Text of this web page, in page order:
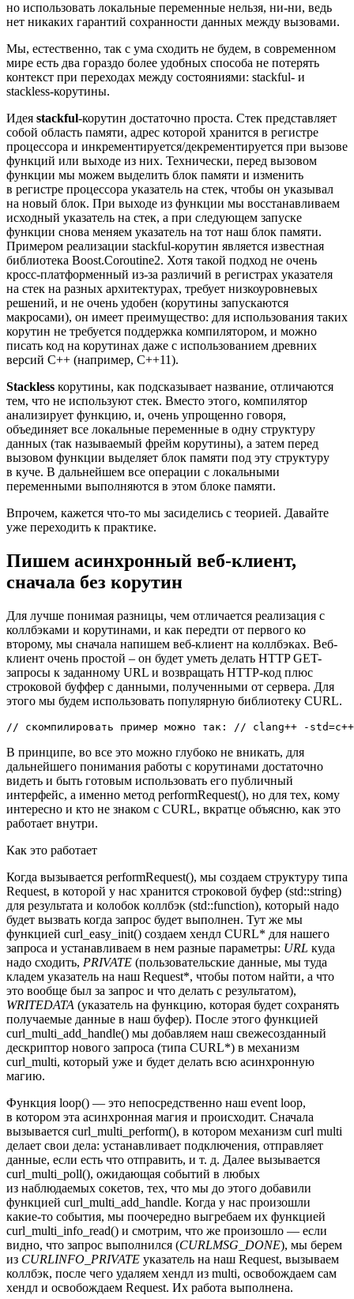
но использовать локальные переменные нельзя, ни‑ни, ведь
нет никаких гарантий сохранности данных между вызовами.
Мы, естественно, так с ума сходить не будем, в современном
мире есть два гораздо более удобных способа не потерять
контекст при переходах между состояниями: stackful‑ и
stackless‑корутины.
Идея stackful‑корутин достаточно проста. Стек представляет
собой область памяти, адрес которой хранится в регистре
процессора и инкрементируется/декрементируется при вызове
функций или выходе из них. Технически, перед вызовом
функции мы можем выделить блок памяти и изменить
в регистре процессора указатель на стек, чтобы он указывал
на новый блок. При выходе из функции мы восстанавливаем
исходный указатель на стек, а при следующем запуске
функции снова меняем указатель на тот наш блок памяти.
Примером реализации stackful‑корутин является известная
библиотека Boost.Coroutine2. Хотя такой подход не очень
кросс‑платформенный из‑за различий в регистрах указателя
на стек на разных архитектурах, требует низкоуровневых
решений, и не очень удобен (корутины запускаются
макросами), он имеет преимущество: для использования таких
корутин не требуется поддержка компилятором, и можно
писать код на корутинах даже с использованием древних
версий C++ (например, C++11).
Stackless корутины, как подсказывает название, отличаются
тем, что не используют стек. Вместо этого, компилятор
анализирует функцию, и, очень упрощенно говоря,
объединяет все локальные переменные в одну структуру
данных (так называемый фрейм корутины), а затем перед
вызовом функции выделяет блок памяти под эту структуру
в куче. В дальнейшем все операции с локальными
переменными выполняются в этом блоке памяти.
Впрочем, кажется что-то мы засиделись с теорией. Давайте
уже переходить к практике.
Пишем асинхронный веб-клиент,
сначала без корутин
Для лучше понимая разницы, чем отличается реализация с
коллбэками и корутинами, и как передти от первого ко
второму, мы сначала напишем веб-клиент на коллбэках. Веб-
клиент очень простой – он будет уметь делать HTTP GET-
запросы к заданному URL и возвращать HTTP-код плюс
строковой буффер с данными, полученными от сервера. Для
этого мы будем использовать популярную библиотеку CURL.
// скомпилировать пример можно так: // clang++ -
В принципе, во все это можно глубоко не вникать, для
дальнейшего понимания работы с корутинами достаточно
видеть и быть готовым использовать его публичный
интерфейс, а именно метод performRequest(), но для тех, кому
интересно и кто не знаком с CURL, вкратце объясню, как это
работает внутри.
Как это работает
Когда вызывается performRequest(), мы создаем структуру типа
Request, в которой у нас хранится строковой буфер (std::string)
для результата и колобок коллбэк (std::function), который надо
будет вызвать когда запрос будет выполнен. Тут же мы
функцией curl_easy_init() создаем хендл CURL* для нашего
запроса и устанавливаем в нем разные параметры: URL куда
надо сходить, PRIVATE (пользовательские данные, мы туда
кладем указатель на наш Request*, чтобы потом найти, а что
это вообще был за запрос и что делать с результатом),
WRITEDATA (указатель на функцию, которая будет сохранять
получаемые данные в наш буфер). После этого функцией
curl_multi_add_handle() мы добавляем наш свежесозданный
дескриптор нового запроса (типа CURL*) в механизм
curl_multi, который уже и будет делать всю асинхронную
магию.
Функция loop() — это непосредственно наш event loop,
в котором эта асинхронная магия и происходит. Сначала
вызывается curl_multi_perform(), в котором механизм curl multi
делает свои дела: устанавливает подключения, отправляет
данные, если есть что отправить, и т. д. Далее вызывается
curl_multi_poll(), ожидающая событий в любых
из наблюдаемых сокетов, тех, что мы до этого добавили
функцией curl_multi_add_handle. Когда у нас произошли
какие‑то события, мы поочередно выгребаем их функцией
curl_multi_info_read() и смотрим, что же произошло — если
видно, что запрос выполнился (CURLMSG_DONE), мы берем
из CURLINFO_PRIVATE указатель на наш Request, вызываем
коллбэк, после чего удаляем хендл из multi, освобождаем сам
хендл и освобождаем Request. Их работа выполнена.